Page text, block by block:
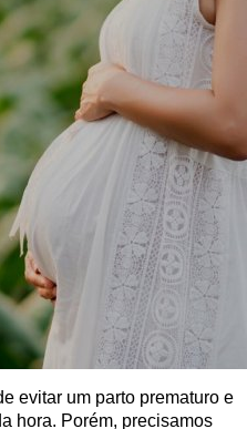
evitar um parto prematuro e
hora. Porém, precisamos